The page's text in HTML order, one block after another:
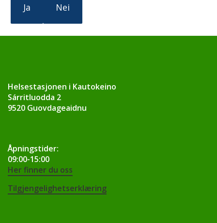
Ja Nei
Helsestasjonen i Kautokeino
Sárritluodda 2
9520 Guovdageaidnu
Åpningstider:
09:00-15:00
Her finner du oss
Tilgjengelighetserklæring